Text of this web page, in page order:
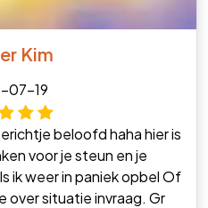
Kim
07-19
beloofd haha hier is
voor je steun en je
ik weer in paniek opbel Of
over situatie invraag. Gr